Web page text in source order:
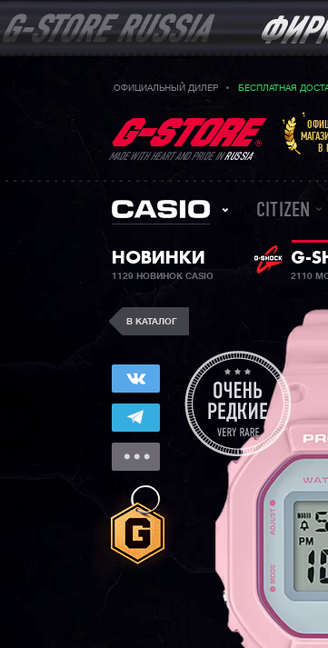
ОФИЦИАЛЬНЫЙ ДИЛЕР БЕСПЛАТНАЯ
MADE WITH HEART AND PRIDE INRUSSIA
В
CITIZEN
НОВИНКИ
1129 НОВИНОК CASIO
G-
2110
В КАТАЛОГ